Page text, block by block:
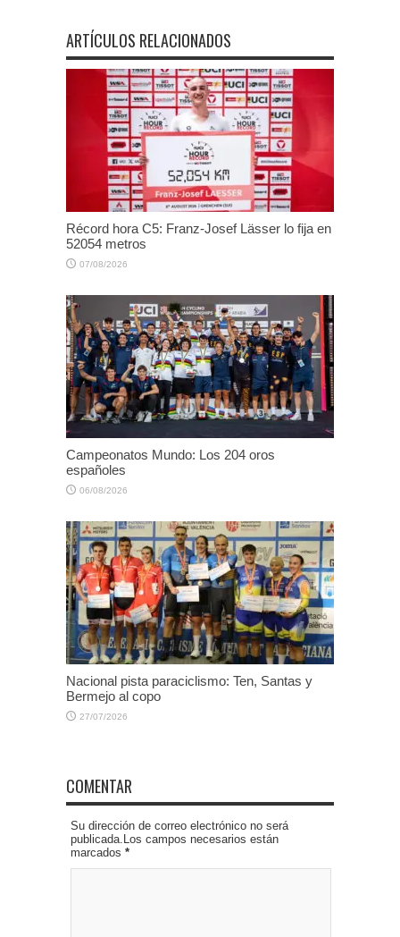
ARTÍCULOS RELACIONADOS
Récord hora C5: Franz-Josef Lässer lo fija en
52054 metros
07/08/2026
Campeonatos Mundo: Los 204 oros
españoles
06/08/2026
Nacional pista paraciclismo: Ten, Santas y
Bermejo al copo
27/07/2026
COMENTAR
Su dirección de correo electrónico no será
publicada.Los campos necesarios están
marcados *